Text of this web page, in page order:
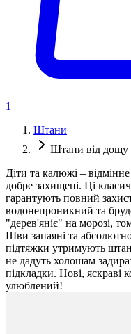
1
Штани
Штани від дощу
Діти та калюжі –
добре захищені. Ці
гарантують повний
водонепроникний та
"дерев'яніє" на морозі,
Шви запаяні та
підтяжки утримують
не дадуть холошам
підкладки. Нові, яскраві
улюблений!